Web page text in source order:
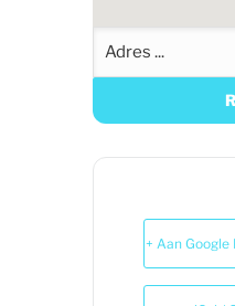
+ Aan